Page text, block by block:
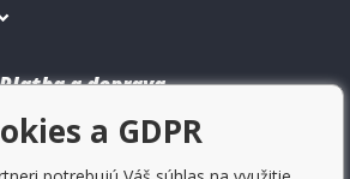
a doprava
a GDPR